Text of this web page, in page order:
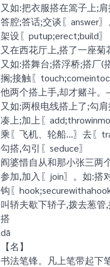
又如:把衣服搭在篙子上;
答腔;答话;交谈〖answer
架设〖putup;erect;build〗
又在西花厅上,搭了一座
又如:搭舞台;搭浮桥;搭厂(
搁;接触〖
他两个搭上手,却才赌斗。
又如:两根电线搭上了;勾
凑上;加上〖
乘〖飞机、轮船…〗去〖
勾搭,勾引〖seduce〗
阎婆惜自从和那小张三两
参加,加入〖join〗。如:搭
钩〖hook;securewithahook
叫轿夫歇下轿子,拨去葱
搭
dā
【名】
书法笔锋。凡上笔带起下